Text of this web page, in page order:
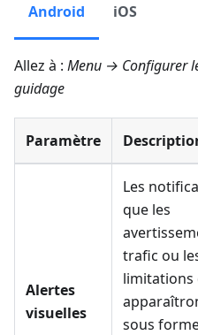
Android iOS
Allez à : Menu → Configurer
guidage
Paramètre
Alertes
visuelles
Les
que les
trafic ou
limitations
sous